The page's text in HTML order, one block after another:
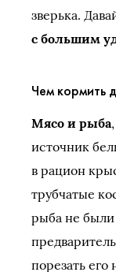
зверька.
с большим
Чем кормить
Мясо и рыба
источник
в рацион
трубчатые
рыба не
порезать